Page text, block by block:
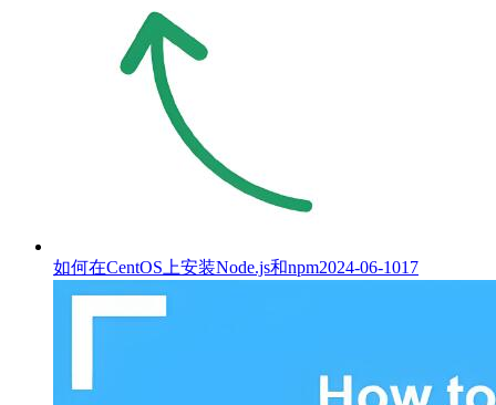
如何在CentOS上安装Node.js和npm2024-06-1017